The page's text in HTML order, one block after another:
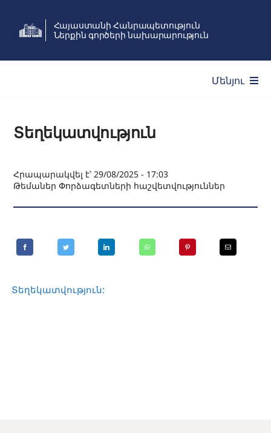
Հայաստանի Հանրապետություն
Ներքին գործերի նախարարություն
Մենյու
Նորություններ
Տեղեկատվություն
Հրապարակվել է՝ 29/08/2025 - 17:03
ԹեմաներՓորձագետների հաշվետվություններ
Տեղեկատվություն: